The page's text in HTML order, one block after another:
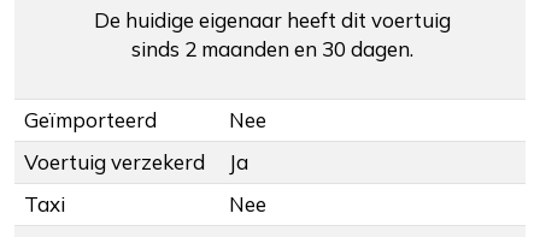
De huidige eigenaar heeft dit voertuig
sinds 2 maanden en 30 dagen.
Geïmporteerd
Nee
Voertuig verzekerd
Ja
Taxi
Nee